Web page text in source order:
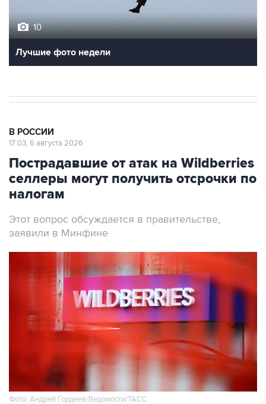
10
Лучшие фото недели
В РОССИИ
17:03, 6 августа 2026
Пострадавшие от атак на Wildberries
селлеры могут получить отсрочки по
налогам
Этот вопрос обсуждается в правительстве,
заявили в Минфине
Фото: Андрей Гордеев/Ведомости/ТАСС